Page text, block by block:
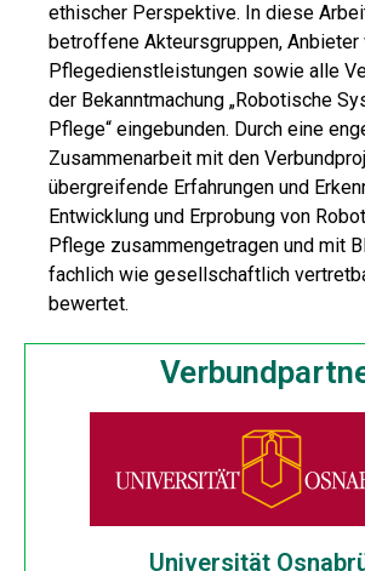
ethischer Perspektive. In diese
betroffene Akteursgruppen, Anbieter
Pflegedienstleistungen sowie alle
der Bekanntmachung „Robotische
Pflege“ eingebunden. Durch eine
Zusammenarbeit mit den
übergreifende Erfahrungen und
Entwicklung und Erprobung von
Pflege zusammengetragen und mit
fachlich wie gesellschaftlich
bewertet.
Universität